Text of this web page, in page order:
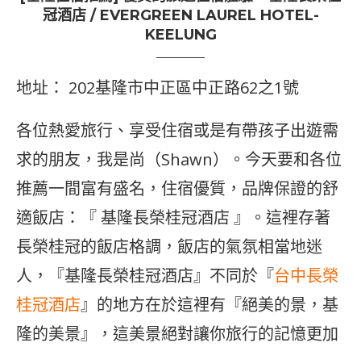
冠酒店 / EVERGREEN LAUREL HOTEL-
KEELUNG
地址： 202基隆市中正區中正路62之1號
各位熱愛旅行、享受住宿或是有帶孩子出遊需
求的朋友，我是尚（Shawn）。今天要和各位
推薦一間富有盛名，住宿優質，品牌保證的舒
適飯店：『 基隆長榮桂冠酒店 』。這裡存著
長榮桂冠的飯店格調，飯店的氣氛相當地迷
人，『基隆長榮桂冠酒店』不同於『台中長榮
桂冠酒店』的地方在於這裡有『絕美的景，基
隆的美景』，這美景絕對讓你旅行的記憶更加